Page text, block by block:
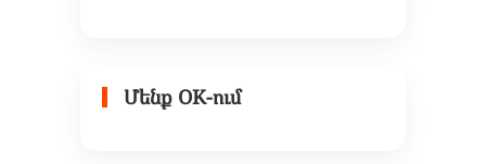
Մենք OK-ում